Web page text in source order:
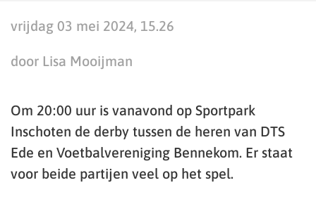
vrijdag 03 mei 2024, 15.26
door Lisa Mooijman
Om 20:00 uur is vanavond op Sportpark
Inschoten de derby tussen de heren van DTS
Ede en Voetbalvereniging Bennekom. Er staat
voor beide partijen veel op het spel.